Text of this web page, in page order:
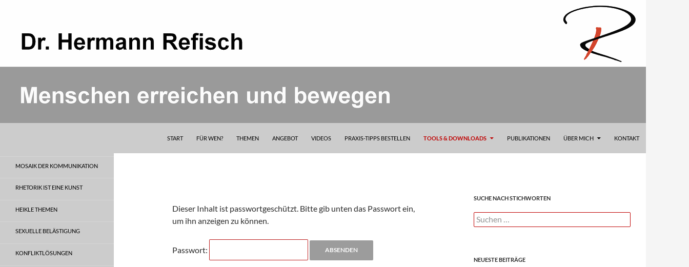
START FÜR WEN? THEMEN ANGEBOT VIDEOS PRAXIS-TIPPS BESTELLEN TOOLS & DOWNLOADS PUBLIKATIONEN ÜBER MICH KONTAKT
Dieser Inhalt ist passwortgeschützt. Bitte gib unten das Passwort ein,
um ihn anzeigen zu können.
Passwort:
SUCHE NACH STICHWORTEN
Suchen
nach:
NEUESTE BEITRÄGE
MOSAIK DER KOMMUNIKATION
RHETORIK IST EINE KUNST
HEIKLE THEMEN
SEXUELLE BELÄSTIGUNG
KONFLIKTLÖSUNGEN